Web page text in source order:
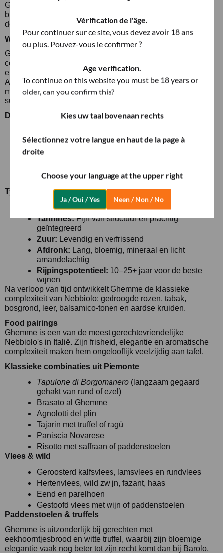
Vérification de l'âge.
Pour continuer sur ce site, vous devez avoir 18 ans
ou plus. Pouvez-vous le confirmer ?
Age verification.
To continue on this website you must be 18 years or
older, can you confirm this?
Kies uw taal bovenaan rechts
Sélectionnez votre langue en haut de la page à
droite
Choose your language at the upper right
Ja / Oui / Yes Neen / Non / No
Ghemme wordt vaak beschouwd als de meer gracieuze en
bloemige van de twee appellaties, terwijl Gattinara
doorgaans steviger, donkerder en meer gestructureerd is.
Wijnstijl
Ghemme is een wijn van elegantie in plaats van kracht. Hij
combineert parfum, frisheid en finesse met de complexiteit
en het rijpingspotentieel waar Nebbiolo bekend om staat.
Als Barolo indruk maakt met structuur en Gattinara met
minerale intensiteit, verleidt Ghemme met verfijning en
subtiliteit.
DOCG-vereisten
ten minste 18 maanden op hout en 9 maanden op
fles
Minimaal alcoholgehalte: 12% (12,5% voor
Typische stijl
Body:Medium, elegant, nooit zwaar
Tannines:Fijn van structuur en prachtig
geïntegreerd
Zuur: Levendig en verfrissend
Afdronk: Lang, bloemig, mineraal en licht
amandelachtig
Rijpingspotentieel: 10–25+ jaar voor de beste
wijnen
Na verloop van tijd ontwikkelt Ghemme de klassieke
complexiteit van Nebbiolo: gedroogde rozen, tabak,
bosgrond, leer, balsamico-tonen en aardse kruiden.
Food pairings
Ghemme is een van de meest gerechtevriendelijke
Nebbiolo's in Italië. Zijn frisheid, elegantie en aromatische
complexiteit maken hem ongelooflijk veelzijdig aan tafel.
Klassieke combinaties uit Piemonte
Tapulone di Borgomanero(langzaam gegaard
gehakt van rund of ezel)
Brasato al Ghemme
Agnolotti del plin
Tajarin met truffel of ragù
Paniscia Novarese
Risotto met saffraan of paddenstoelen
Vlees & wild
Geroosterd kalfsvlees, lamsvlees en rundvlees
Hertenvlees, wild zwijn, fazant, haas
Eend en parelhoen
Gestoofd vlees met wijn of paddenstoelen
Paddenstoelen & truffels
Ghemme is uitzonderlijk bij gerechten met
eekhoorntjesbrood en witte truffel, waarbij zijn bloemige
elegantie vaak nog beter tot zijn recht komt dan bij Barolo.